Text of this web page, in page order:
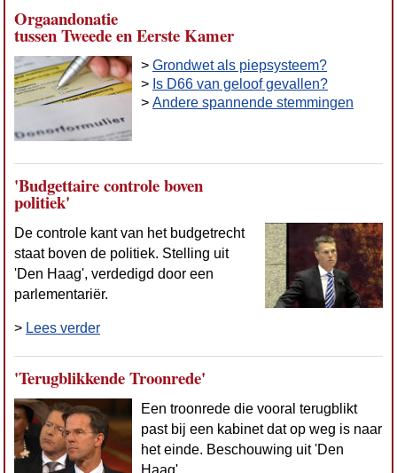
Orgaandonatie
tussen Tweede en Eerste Kamer
> Grondwet als piepsysteem?
> Is D66 van geloof gevallen?
> Andere spannende stemmingen
'Budgettaire controle boven
politiek'
De controle kant van het budgetrecht
staat boven de politiek. Stelling uit
'Den Haag', verdedigd door een
parlementariër.
> Lees verder
'Terugblikkende Troonrede'
Een troonrede die vooral terugblikt
past bij een kabinet dat op weg is naar
het einde. Beschouwing uit 'Den
Haag'.